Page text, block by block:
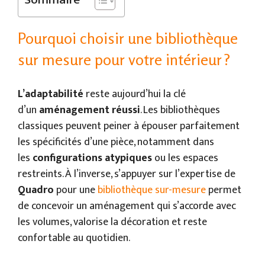
Pourquoi choisir une bibliothèque
sur mesure pour votre intérieur ?
L’adaptabilité reste aujourd’hui la clé
d’un aménagement réussi. Les bibliothèques
classiques peuvent peiner à épouser parfaitement
les spécificités d’une pièce, notamment dans
les configurations atypiquesou les espaces
restreints. À l’inverse, s’appuyer sur l’expertise de
Quadro pour unebibliothèque sur-mesurepermet
de concevoir un aménagement qui s’accorde avec
les volumes, valorise la décoration et reste
confortable au quotidien.